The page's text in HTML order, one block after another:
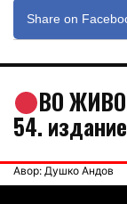
Share on
ВО ЖИВО
54.
Авор: Душко Андов